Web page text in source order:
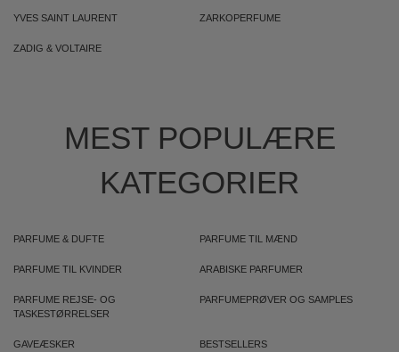
YVES SAINT LAURENT ZARKOPERFUME
ZADIG & VOLTAIRE
MEST POPULÆRE
KATEGORIER
PARFUME & DUFTE PARFUME TIL MÆND
PARFUME TIL KVINDER ARABISKE PARFUMER
PARFUME REJSE- OG
TASKESTØRRELSER
PARFUMEPRØVER OG SAMPLES
GAVEÆSKER BESTSELLERS